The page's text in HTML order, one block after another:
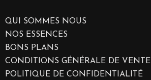
QUI SOMMES NOUS
NOS ESSENCES
BONS PLANS
CONDITIONS GÉNÉRALE DE VENTE
POLITIQUE DE CONFIDENTIALITÉ